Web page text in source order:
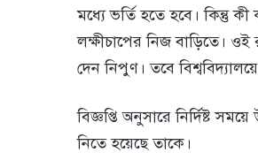
মধ্যে ভর্তি হতে হবে। কিন্তু
লক্ষীচাপের নিজ বাড়িতে।
দেন নিপুণ। তবে
বিজ্ঞপ্তি অনুসারে নির্দিষ্ট
নিতে হয়েছে তাকে।